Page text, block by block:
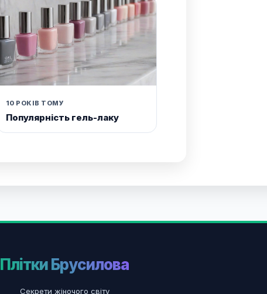
10 РОКІВ ТОМУ
Популярність гель-лаку
Плітки Брусилова
Секрети жіночого світу